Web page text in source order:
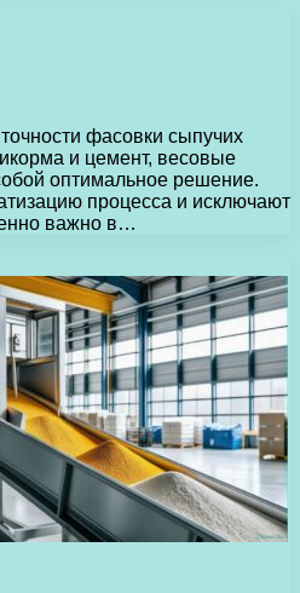
фасовки сыпучих
и цемент, весовые
оптимальное решение.
процесса и исключают
важно в…